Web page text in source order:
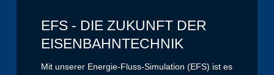
EFS - DIE ZUKUNFT DER
EISENBAHNTECHNIK
Mit unserer Energie-Fluss-Simulation (EFS) ist es